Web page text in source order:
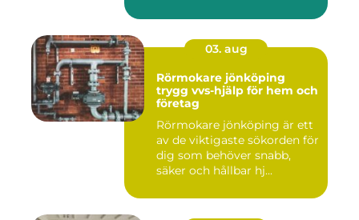
03. aug
Rörmokare jönköping
trygg vvs-hjälp för hem och
företag
Rörmokare jönköping är ett
av de viktigaste sökorden för
dig som behöver snabb,
säker och hållbar hj...